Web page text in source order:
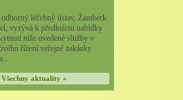
léčebný ústav, Žamberk
vyzývá k předložení nabídky
níže uvedené služby v
řízení veřejné zakázky
Všechny aktuality »